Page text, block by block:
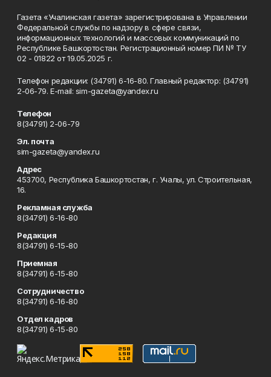
Газета «Учалинская газета» зарегистрирована в Управлении
Федеральной службы по надзору в сфере связи,
информационных технологий и массовых коммуникаций по
Республике Башкортостан. Регистрационный номер ПИ № ТУ
02 - 01822 от 19.05.2025 г.
Телефон редакции: (34791) 6-16-80. Главный редактор: (34791)
2-06-79. Е-mаil: sim-gazeta@yandex.ru
Телефон
8(34791) 2-06-79
Эл. почта
sim-gazeta@yandex.ru
Адрес
453700, Республика Башкортостан, г. Учалы, ул. Строительная,
16.
Рекламная служба
8(34791) 6-16-80
Редакция
8(34791) 6-15-80
Приемная
8(34791) 6-15-80
Сотрудничество
8(34791) 6-16-80
Отдел кадров
8(34791) 6-15-80